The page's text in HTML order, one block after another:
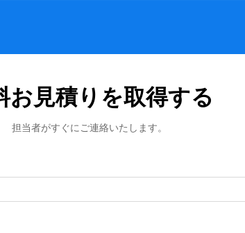
お見積りを取得する
担当者がすぐにご連絡いたします。